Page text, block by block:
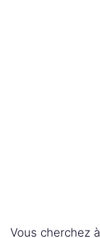
Vous cherchez